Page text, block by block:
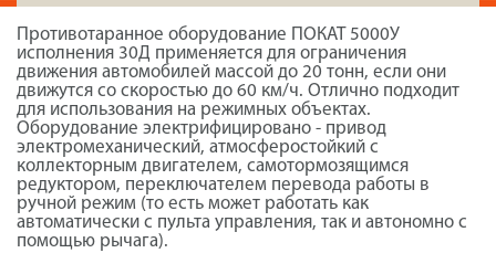
Противотаранное оборудование ПОКАТ 5000У
исполнения 30Д применяется для ограничения
движения автомобилей массой до 20 тонн, если они
движутся со скоростью до 60 км/ч. Отлично подходит
для использования на режимных объектах.
Оборудование электрифицировано - привод
электромеханический, атмосферостойкий с
коллекторным двигателем, самотормозящимся
редуктором, переключателем перевода работы в
ручной режим (то есть может работать как
автоматически с пульта управления, так и автономно с
помощью рычага).